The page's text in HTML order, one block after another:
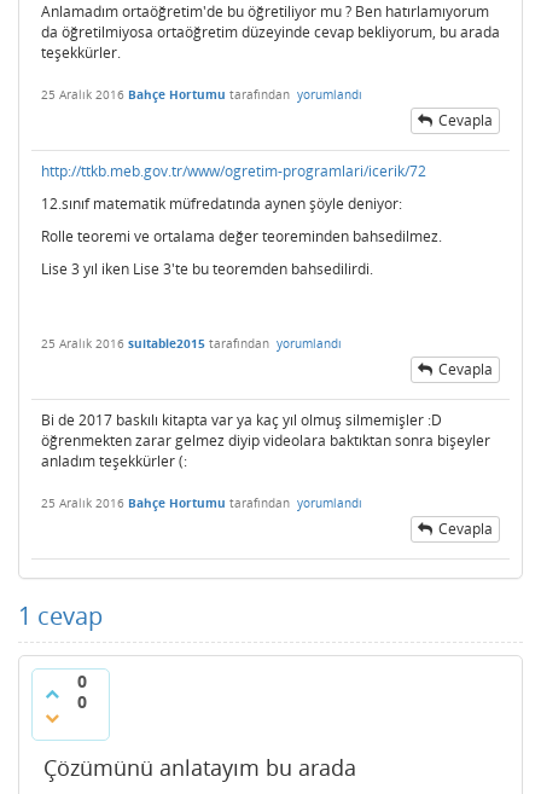
Anlamadım ortaöğretim'de bu öğretiliyor mu ? Ben hatırlamıyorum
da öğretilmiyosa ortaöğretim düzeyinde cevap bekliyorum, bu arada
teşekkürler.
25 Aralık 2016 Bahçe Hortumu tarafından yorumlandı
Cevapla
http://ttkb.meb.gov.tr/www/ogretim-programlari/icerik/72
12.sınıf matematik müfredatında aynen şöyle deniyor:
Rolle teoremi ve ortalama değer teoreminden bahsedilmez.
Lise 3 yıl iken Lise 3'te bu teoremden bahsedilirdi.
25 Aralık 2016 suitable2015 tarafından yorumlandı
Cevapla
Bi de 2017 baskılı kitapta var ya kaç yıl olmuş silmemişler :D
öğrenmekten zarar gelmez diyip videolara baktıktan sonra bişeyler
anladım teşekkürler (:
25 Aralık 2016 Bahçe Hortumu tarafından yorumlandı
Cevapla
1 cevap
0
0
Çözümünü anlatayım bu arada